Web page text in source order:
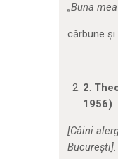
„Buna
cărbune și
2.
1956)
[Câini
București].